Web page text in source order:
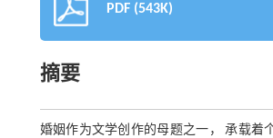
PDF (543K)
摘要
婚姻作为文学创作的母题之一， 承载着